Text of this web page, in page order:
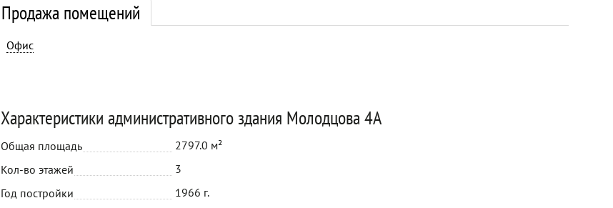
Продажа помещений
Офис
Характеристики административного здания Молодцова 4А
Общая площадь
2797.0 м²
Кол-во этажей
3
Год постройки
1966 г.